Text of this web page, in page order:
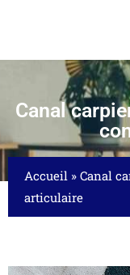
Canal
Accueil » Canal
articulaire